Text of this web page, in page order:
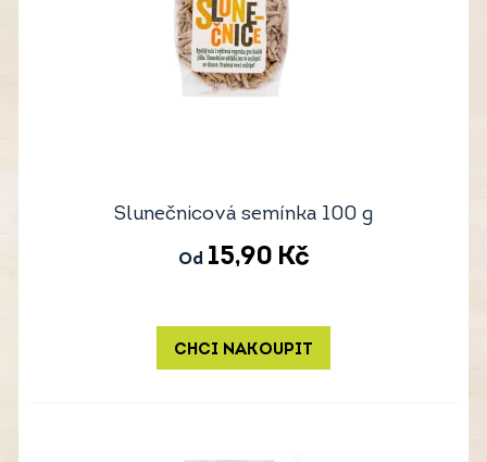
Slunečnicová semínka 100 g
Od 15,90 Kč
CHCI NAKOUPIT